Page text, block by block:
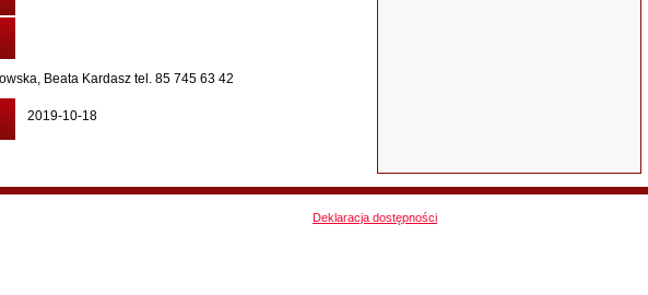
Beata Kardasz tel. 85 745 63 42
2019-10-18
Deklaracja dostępności